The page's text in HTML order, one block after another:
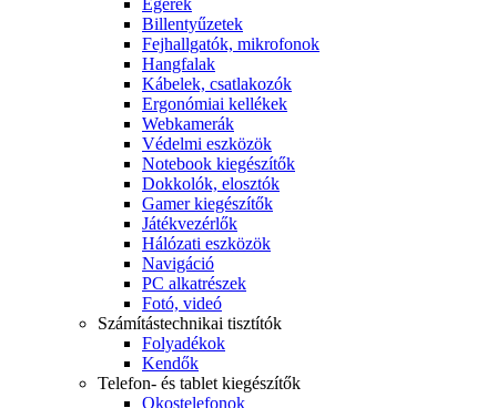
Egerek
Billentyűzetek
Fejhallgatók, mikrofonok
Hangfalak
Kábelek, csatlakozók
Ergonómiai kellékek
Webkamerák
Védelmi eszközök
Notebook kiegészítők
Dokkolók, elosztók
Gamer kiegészítők
Játékvezérlők
Hálózati eszközök
Navigáció
PC alkatrészek
Fotó, videó
Számítástechnikai tisztítók
Folyadékok
Kendők
Telefon- és tablet kiegészítők
Okostelefonok